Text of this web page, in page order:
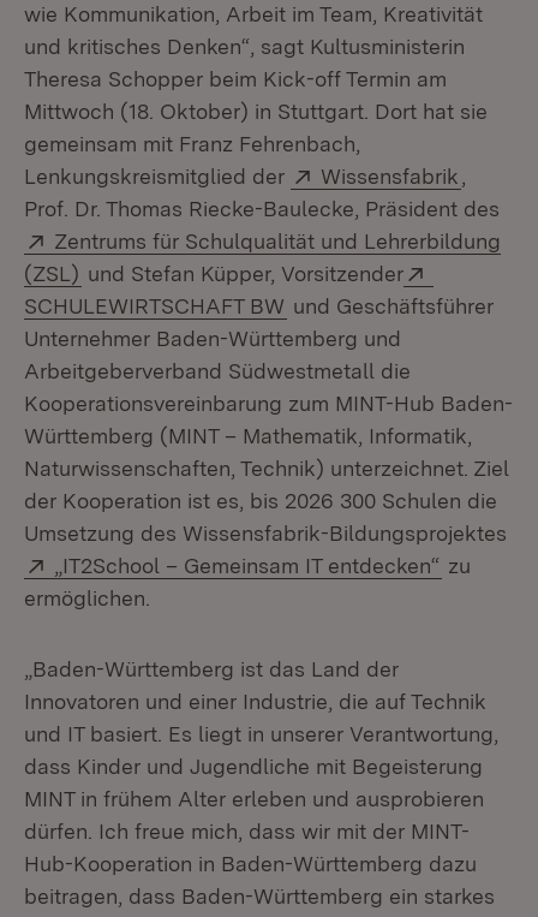
wie Kommunikation, Arbeit im Team, Kreativität
und kritisches Denken“, sagt Kultusministerin
Theresa Schopper beim Kick-off Termin am
Mittwoch (18. Oktober) in Stuttgart. Dort hat sie
gemeinsam mit Franz Fehrenbach,
Lenkungskreismitglied der
Extern:
Wissensfabrik
Prof. Dr. Thomas Riecke-Baulecke, Präsident des
Extern:
Zentrums für Schulqualität und Lehrerbildung
(ZSL) (Öffnet in neuem Fenster)
und Stefan Küpper, Vorsitzender
SCHULEWIRTSCHAFT BW (Öffnet in neuem Fenster)
und Geschäftsführer
Unternehmer Baden-Württemberg und
Arbeitgeberverband Südwestmetall die
Kooperationsvereinbarung zum MINT-Hub Baden-
Württemberg (MINT – Mathematik, Informatik,
Naturwissenschaften, Technik) unterzeichnet. Ziel
der Kooperation ist es, bis 2026 300 Schulen die
Umsetzung des Wissensfabrik-Bildungsprojektes
Extern:
„IT2School – Gemeinsam IT entdecken“ (Öffnet
zu
ermöglichen.
„Baden-Württemberg ist das Land der
Innovatoren und einer Industrie, die auf Technik
und IT basiert. Es liegt in unserer Verantwortung,
dass Kinder und Jugendliche mit Begeisterung
MINT in frühem Alter erleben und ausprobieren
dürfen. Ich freue mich, dass wir mit der MINT-
Hub-Kooperation in Baden-Württemberg dazu
beitragen, dass Baden-Württemberg ein starkes